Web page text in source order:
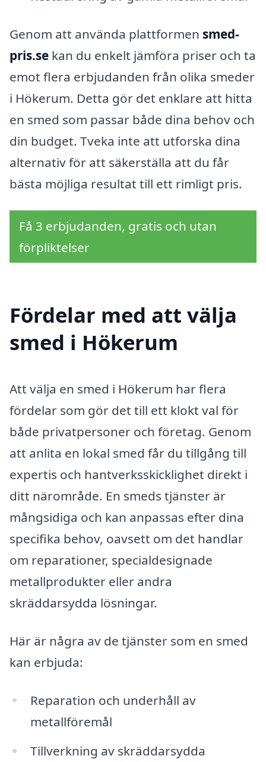
Genom att använda plattformen smed-
pris.se kan du enkelt jämföra priser och ta
emot flera erbjudanden från olika smeder
i Hökerum. Detta gör det enklare att hitta
en smed som passar både dina behov och
din budget. Tveka inte att utforska dina
alternativ för att säkerställa att du får
bästa möjliga resultat till ett rimligt pris.
Få 3 erbjudanden, gratis och utan
förpliktelser
Fördelar med att välja
smed i Hökerum
Att välja en smed i Hökerum har flera
fördelar som gör det till ett klokt val för
både privatpersoner och företag. Genom
att anlita en lokal smed får du tillgång till
expertis och hantverksskicklighet direkt i
ditt närområde. En smeds tjänster är
mångsidiga och kan anpassas efter dina
specifika behov, oavsett om det handlar
om reparationer, specialdesignade
metallprodukter eller andra
skräddarsydda lösningar.
Här är några av de tjänster som en smed
kan erbjuda:
Reparation och underhåll av
metallföremål
Tillverkning av skräddarsydda